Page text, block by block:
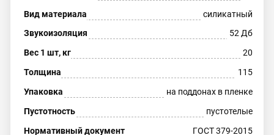
Вид материала
силикатный
Звукоизоляция
52 Дб
Вес 1 шт, кг
20
Толщина
115
Упаковка
на поддонах в пленке
Пустотность
пустотелые
Нормативный документ
ГОСТ 379-2015